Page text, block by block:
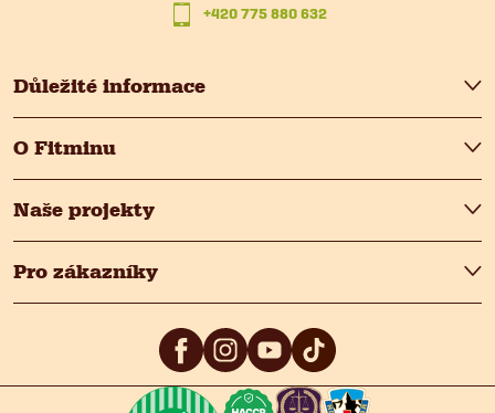
Důležité informace
O Fitminu
Naše projekty
Pro zákazníky
+420 775 880 632